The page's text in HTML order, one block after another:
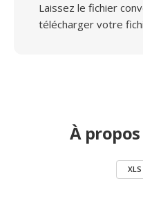
Laissez le fichier
télécharger votre
À
XLS